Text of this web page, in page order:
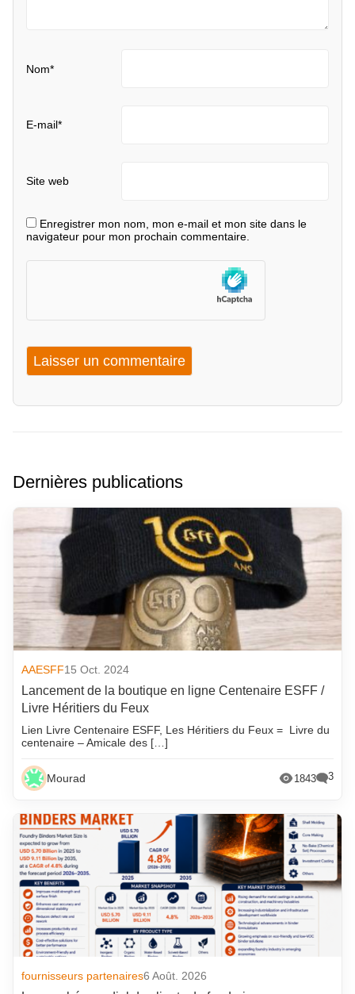
Nom*
E-mail*
Site web
Enregistrer mon nom, mon e-mail et mon site dans le
navigateur pour mon prochain commentaire.
Dernières publications
AAESFF15 Oct. 2024
Lancement de la boutique en ligne Centenaire ESFF /
Livre Héritiers du Feux
Lien Livre Centenaire ESFF, Les Héritiers du Feux = Livre du
centenaire – Amicale des […]
Mourad 1843 3
fournisseurs partenaires6 Août. 2026